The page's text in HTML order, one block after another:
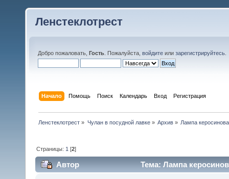
Ленстеклотрест
Добро пожаловать, Гость . Пожалуйста, войдите или зарегистрируйтесь
Начало Помощь Поиск Календарь Вход Регистрация
Ленстеклотрест » Чулан в посудной лавке» Архив» Лампа
Страницы: 1 [2]
Автор Тема: Лампа